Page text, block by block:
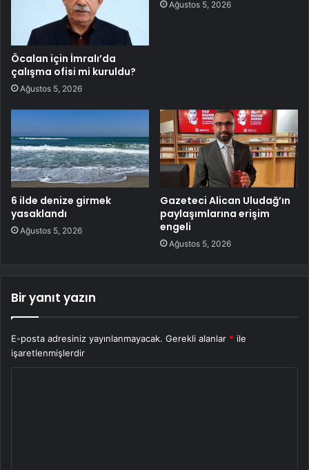
Öcalan için İmralı’da
çalışma ofisi mi kuruldu?
Ağustos 5, 2026
Ağustos 5, 2026
6 ilde denize girmek
yasaklandı
Ağustos 5, 2026
Gazeteci Alican Uludağ’ın
paylaşımlarına erişim
engeli
Ağustos 5, 2026
Bir yanıt yazın
E-posta adresiniz yayınlanmayacak. Gerekli alanlar * ile
işaretlenmişlerdir